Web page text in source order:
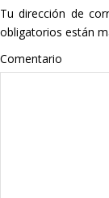
Informática
Listas
Tu dirección de
obligatorios están
Comentario